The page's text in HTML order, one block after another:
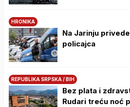
HRONIKA
Na Јarinju
policajca
REPUBLIKA SRPSKA / BIH
Bez plata i
Rudari treću noć